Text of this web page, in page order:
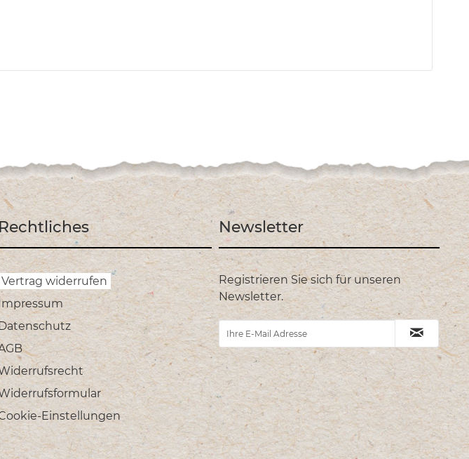
Vertrag widerrufen
Impressum
Datenschutz
Einstellungen
Newsletter
Registrieren Sie sich für unseren
Newsletter.